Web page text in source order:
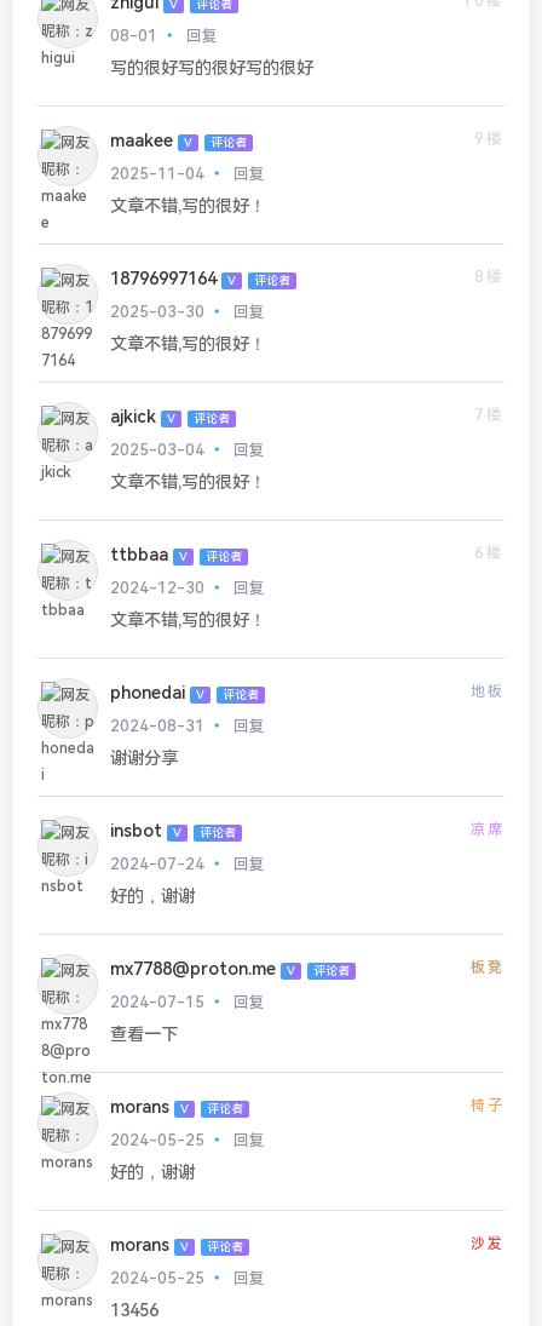
V 评论者
08-01
回复
写的很好写的很好写的很好
maakee V 评论者
9楼
2025-11-04
回复
文章不错,写的很好！
18796997164 V 评论者
8楼
2025-03-30
回复
文章不错,写的很好！
ajkick V 评论者
7楼
2025-03-04
回复
文章不错,写的很好！
ttbbaa V 评论者
6楼
2024-12-30
回复
文章不错,写的很好！
phonedai V 评论者 地板
2024-08-31 回复
谢谢分享
insbot V 评论者 凉席
2024-07-24 回复
好的，谢谢
mx7788@proton.me V 评论者 板凳
2024-07-15 回复
查看一下
morans V 评论者 椅子
2024-05-25 回复
好的，谢谢
morans V 评论者 沙发
2024-05-25 回复
13456